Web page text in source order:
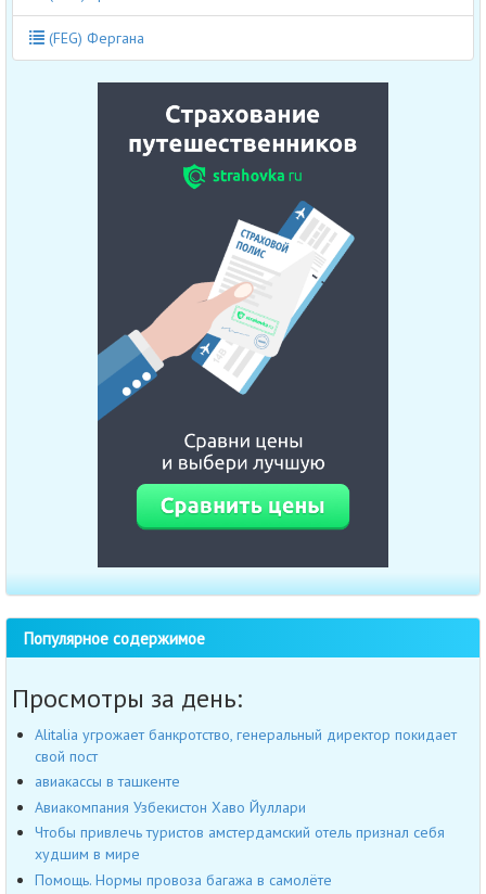
(FEG) Фергана
Популярное содержимое
Просмотры за день:
Alitalia угрожает банкротство, генеральный директор покидает
свой пост
авиакассы в ташкенте
Авиакомпания Узбекистон Хаво Йуллари
Чтобы привлечь туристов амстердамский отель признал себя
худшим в мире
Помощь. Нормы провоза багажа в самолёте